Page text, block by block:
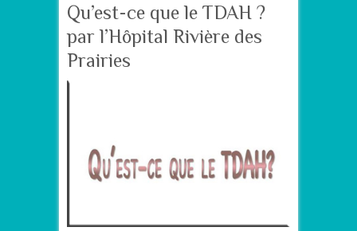
Qu’est-ce que le TDAH ?
par l’Hôpital Rivière des
Prairies